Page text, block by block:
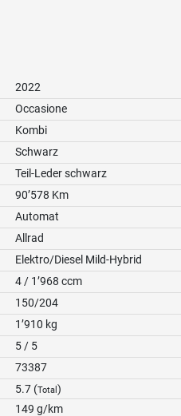
2022
Occasione
Kombi
Schwarz
Teil-Leder schwarz
90’578 Km
Automat
Allrad
Elektro/Diesel Mild-Hybrid
4 / 1’968 ccm
150/204
1’910 kg
5 / 5
73387
5.7 (Total )
149 g/km